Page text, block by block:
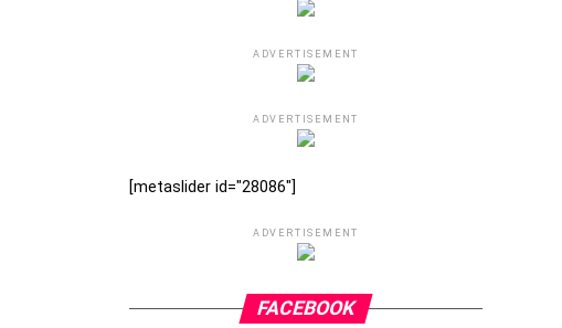
ADVERTISEMENT
ADVERTISEMENT
[metaslider id="28086"]
ADVERTISEMENT
FACEBOOK